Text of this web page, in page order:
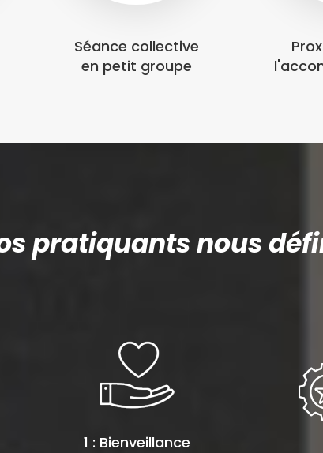
Séance collective
en petit groupe
pratiquants nous
1 : Bienveillance